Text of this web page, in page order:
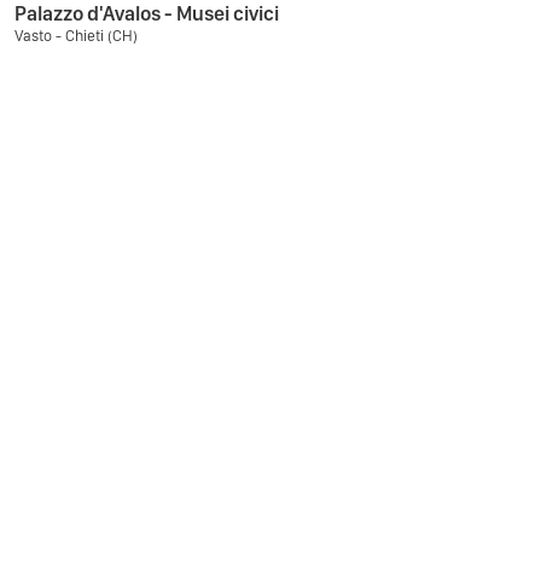
Palazzo d'Avalos - Musei civici
Vasto - Chieti (CH)